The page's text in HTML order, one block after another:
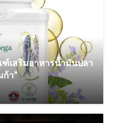
เสริมอาหารน้ำมันปลา
ก้า”